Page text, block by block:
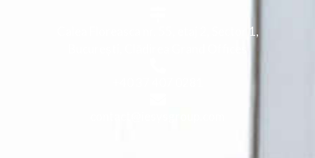
Calea Floreasca nr. 55, etaj 2, Sector 1,